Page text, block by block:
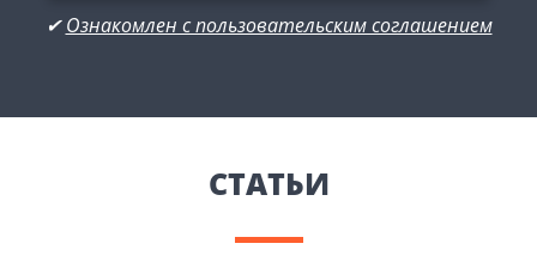
✔Ознакомлен с пользовательским соглашением
CТАТЬИ